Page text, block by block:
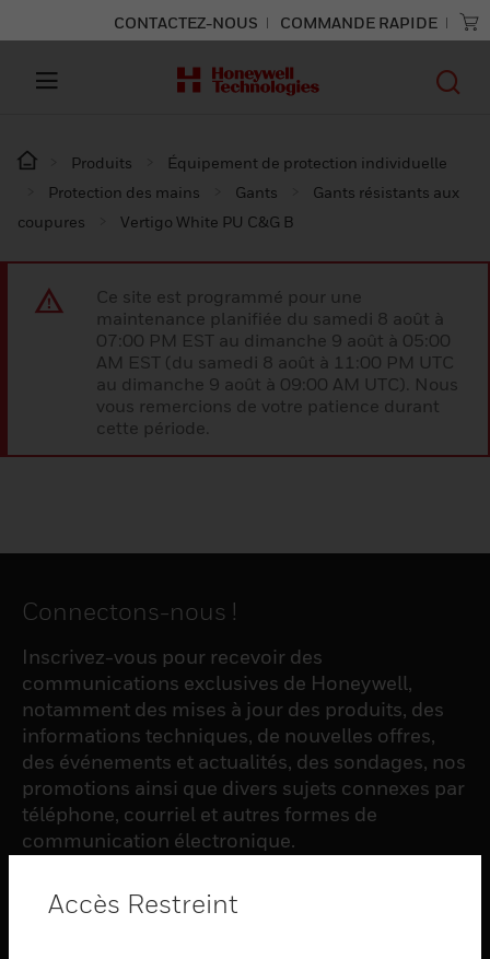
CONTACTEZ-NOUS COMMANDE RAPIDE
Produits
Équipement de protection individuelle
Protection des mains
Gants
Gants résistants aux
coupures
Vertigo White PU C&G B
Ce site est programmé pour une
maintenance planifiée du samedi 8 août à
07:00 PM EST au dimanche 9 août à 05:00
AM EST (du samedi 8 août à 11:00 PM UTC
au dimanche 9 août à 09:00 AM UTC). Nous
vous remercions de votre patience durant
cette période.
Connectons-nous !
Inscrivez-vous pour recevoir des
communications exclusives de Honeywell,
notamment des mises à jour des produits, des
informations techniques, de nouvelles offres,
des événements et actualités, des sondages, nos
promotions ainsi que divers sujets connexes par
téléphone, courriel et autres formes de
communication électronique.
S'INSCRIRE
Accès Restreint